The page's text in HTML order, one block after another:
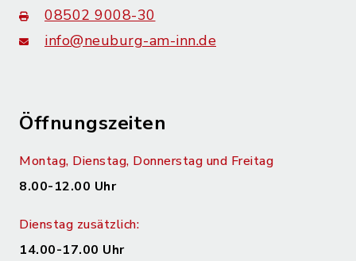
08502 9008-30
info@neuburg-am-inn.de
Öffnungszeiten
Montag, Dienstag, Donnerstag und Freitag
8.00-12.00 Uhr
Dienstag zusätzlich:
14.00-17.00 Uhr